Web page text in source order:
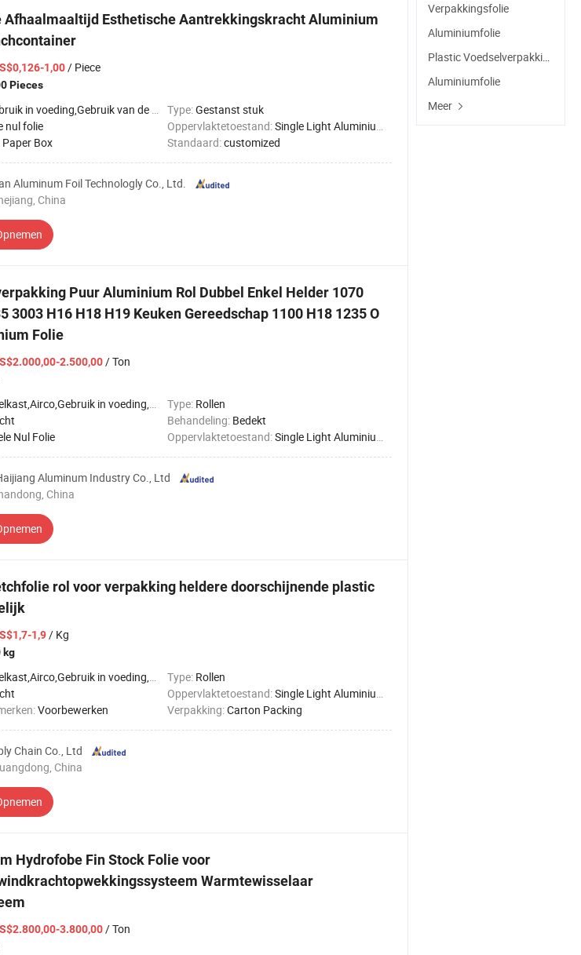
Afhaalmaaltijd Esthetische Aantrekkingskracht Aluminium
1,00/ Piece
Pieces
in voeding,Gebruik van de keuken Type:Gestanst stuk
nul folie Oppervlaktetoestand:Single Light Aluminium Foil
Paper Box Standaard:customized
Aluminum Foil Technologly Co., Ltd.
China
Puur Aluminium Rol Dubbel Enkel Helder 1070
3003 H16 H18 H19 Keuken Gereedschap 1100 H18 1235 O
Folie
2.500,00/ Ton
in voeding,Gebruik van de keuken,Farmaceutisch,Kabel Type: Rollen
Behandeling: Bedekt
Nul Folie Oppervlaktetoestand:Single Light Aluminium Foil
Aluminum Industry Co., Ltd
China
rol voor verpakking heldere doorschijnende plastic
1,9/ Kg
kg
in voeding,Gebruik van de keuken,Farmaceutisch,Label & Tag,Kabel Type: Rollen
Oppervlaktetoestand:Single Light Aluminium Foil
Voorbewerken Verpakking:Carton Packing
Chain Co., Ltd
China
Hydrofobe Fin Stock Folie voor
Warmtewisselaar
3.800,00/ Ton
Verpakkingsfolie
Aluminiumfolie
Plastic Voedselverpakking
Aluminiumfolie
Meer